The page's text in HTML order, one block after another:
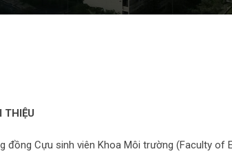
THIỆU
đồng Cựu sinh viên Khoa Môi trường (Faculty of